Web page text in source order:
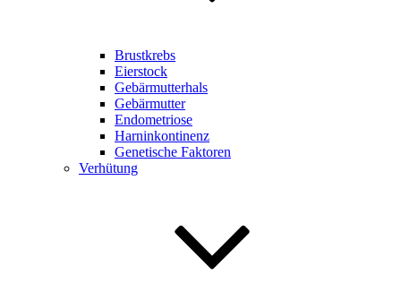
Brustkrebs
Eierstock
Gebärmutterhals
Gebärmutter
Endometriose
Harninkontinenz
Genetische Faktoren
Verhütung